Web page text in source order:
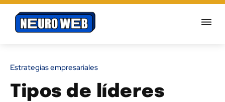
Estrategias empresariales
Tipos de líderes